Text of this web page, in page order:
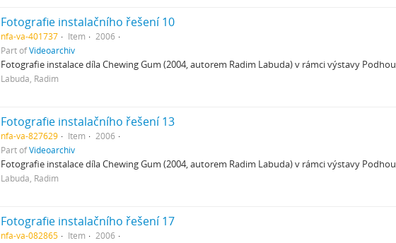
Fotografie instalačního řešení 10
nfa-va-401737 Item
2006
Part ofVideoarchiv
Fotografie instalace díla Chewing Gum (2004, autorem Radim Labuda) v rámci výstavy
Labuda, Radim
Fotografie instalačního řešení 13
nfa-va-827629 Item
2006
Part ofVideoarchiv
Fotografie instalace díla Chewing Gum (2004, autorem Radim Labuda) v rámci výstavy
Labuda, Radim
Fotografie instalačního řešení 17
nfa-va-082865 Item
2006